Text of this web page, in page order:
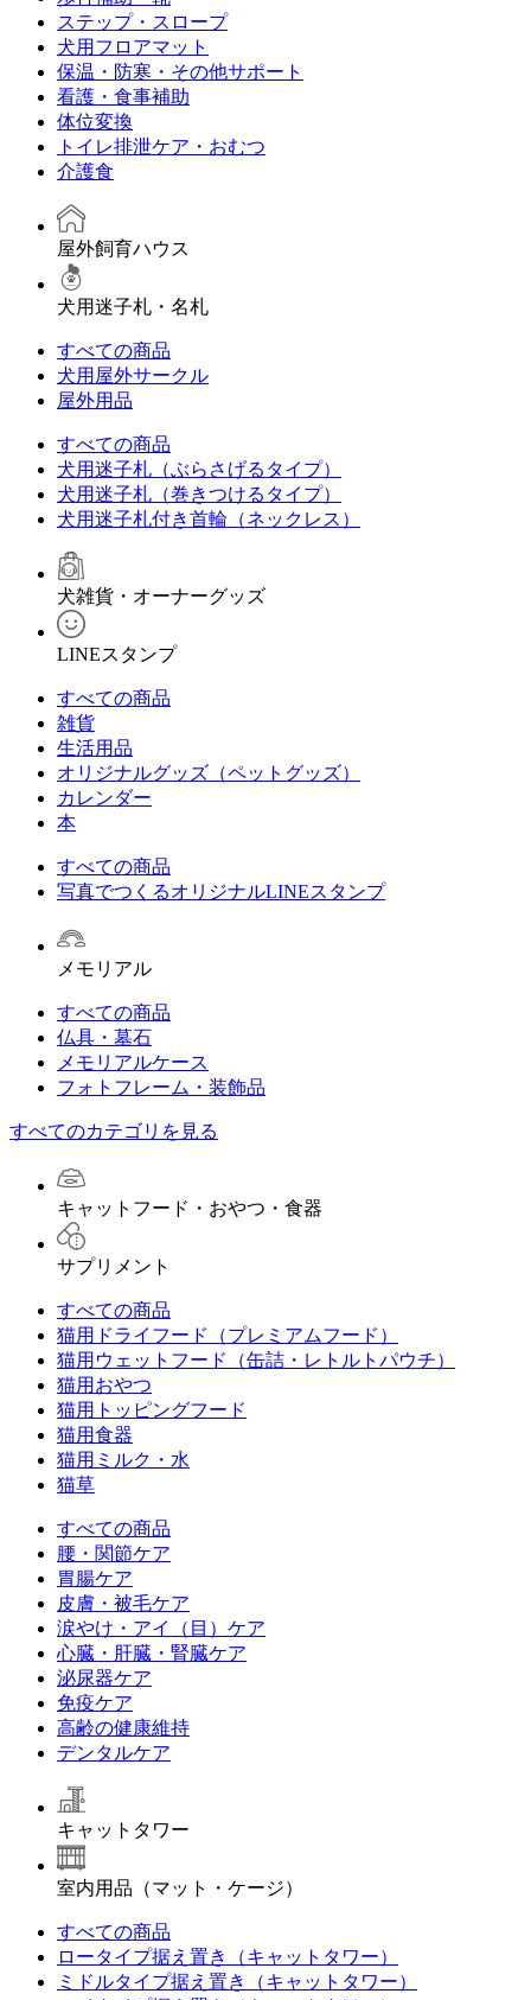
ステップ・スロープ
犬用フロアマット
保温・防寒・その他サポート
看護・食事補助
体位変換
トイレ排泄ケア・おむつ
介護食
屋外飼育ハウス
犬用迷子札・名札
すべての商品
犬用屋外サークル
屋外用品
すべての商品
犬用迷子札（ぶらさげるタイプ）
犬用迷子札（巻きつけるタイプ）
犬用迷子札付き首輪（ネックレス）
犬雑貨・オーナーグッズ
LINEスタンプ
すべての商品
雑貨
生活用品
オリジナルグッズ（ペットグッズ）
カレンダー
本
すべての商品
写真でつくるオリジナルLINEスタンプ
メモリアル
すべての商品
仏具・墓石
メモリアルケース
フォトフレーム・装飾品
すべてのカテゴリを見る
キャットフード・おやつ・食器
サプリメント
すべての商品
猫用ドライフード（プレミアムフード）
猫用ウェットフード（缶詰・レトルトパウチ）
猫用おやつ
猫用トッピングフード
猫用食器
猫用ミルク・水
猫草
すべての商品
腰・関節ケア
胃腸ケア
皮膚・被毛ケア
涙やけ・アイ（目）ケア
心臓・肝臓・腎臓ケア
泌尿器ケア
免疫ケア
高齢の健康維持
デンタルケア
キャットタワー
室内用品（マット・ケージ）
すべての商品
ロータイプ据え置き（キャットタワー）
ミドルタイプ据え置き（キャットタワー）